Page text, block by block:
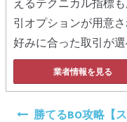
引オプションが用意
好みに合った取引が選
業者情報を見る
勝てるBO攻略【